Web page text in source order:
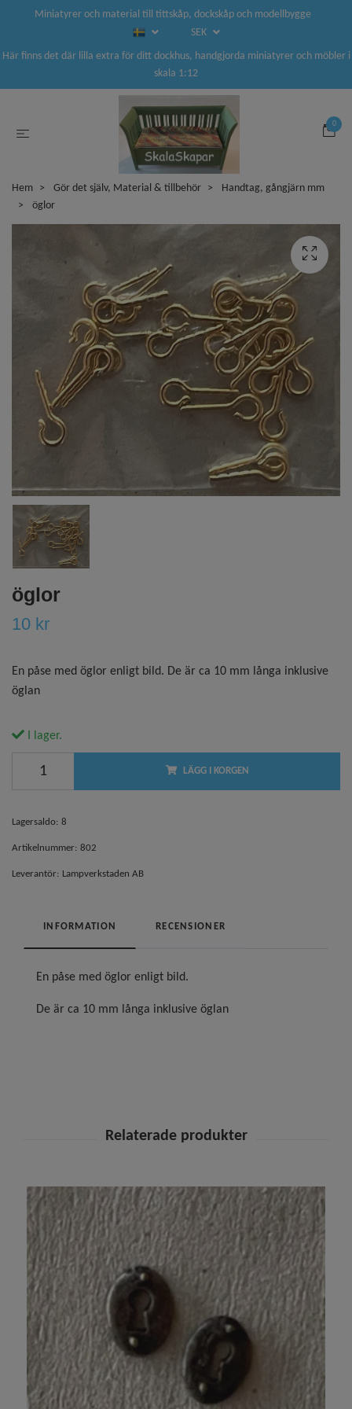
Miniatyrer och material till tittskåp, dockskåp och modellbygge
SEK
Här finns det där lilla extra för ditt dockhus, handgjorda miniatyrer och möbler i
skala 1:12
0
Hem Gör det själv, Material & tillbehör
Handtag, gångjärn mm
öglor
öglor
10 kr
En påse med öglor enligt bild. De är ca 10 mm långa inklusive
öglan
I lager.
LÄGG I KORGEN
Lagersaldo: 8
Artikelnummer: 802
Leverantör: Lampverkstaden AB
INFORMATION RECENSIONER
En påse med öglor enligt bild.
De är ca 10 mm långa inklusive öglan